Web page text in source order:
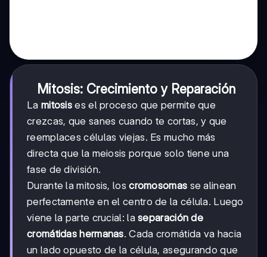
Mitosis: Crecimiento y Reparación
La mitosis es el proceso que permite que
crezcas, que sanes cuando te cortas, y que
reemplaces células viejas. Es mucho más
directa que la meiosis porque solo tiene una
fase de división.
Durante la mitosis, loscromosomas se alinean
perfectamente en el centro de la célula. Luego
viene la parte crucial: laseparación de
cromátidas hermanas. Cada cromátida va hacia
un lado opuesto de la célula, asegurando que